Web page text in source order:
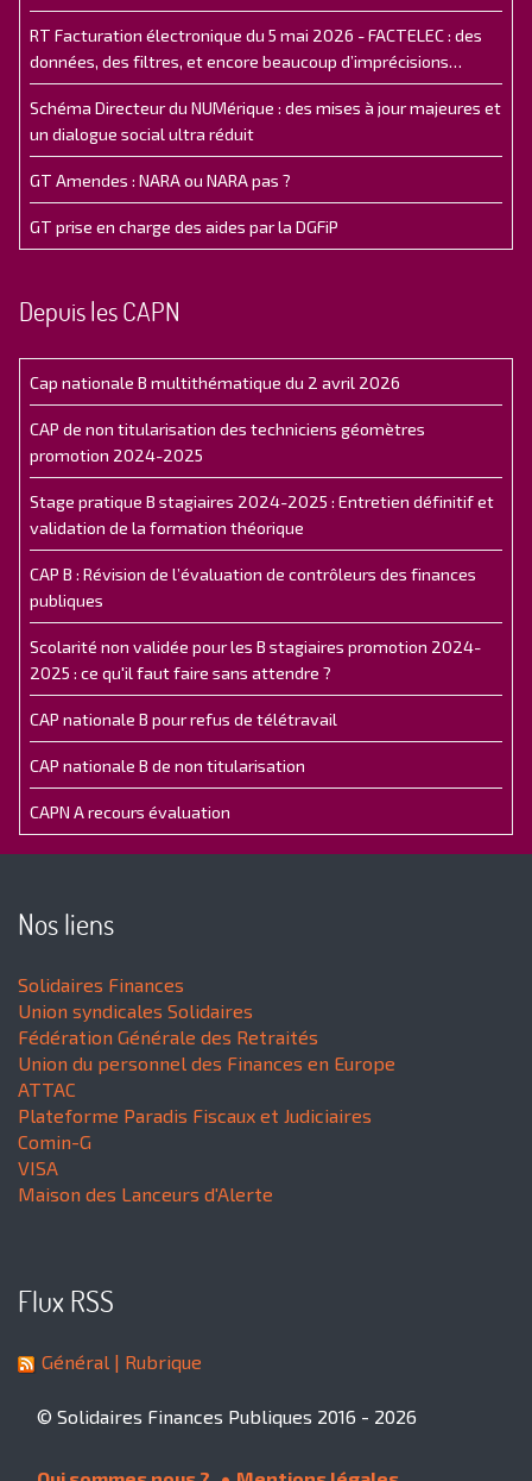
RT Facturation électronique du 5 mai 2026 - FACTELEC : des
données, des filtres, et encore beaucoup d’imprécisions…
Schéma Directeur du NUMérique : des mises à jour majeures et
un dialogue social ultra réduit
GT Amendes : NARA ou NARA pas ?
GT prise en charge des aides par la DGFiP
Depuis les CAPN
Cap nationale B multithématique du 2 avril 2026
CAP de non titularisation des techniciens géomètres
promotion 2024-2025
Stage pratique B stagiaires 2024-2025 : Entretien définitif et
validation de la formation théorique
CAP B : Révision de l’évaluation de contrôleurs des finances
publiques
Scolarité non validée pour les B stagiaires promotion 2024-
2025 : ce qu'il faut faire sans attendre ?
CAP nationale B pour refus de télétravail
CAP nationale B de non titularisation
CAPN A recours évaluation
Nos liens
Solidaires Finances
Union syndicales Solidaires
Fédération Générale des Retraités
Union du personnel des Finances en Europe
ATTAC
Plateforme Paradis Fiscaux et Judiciaires
Comin-G
VISA
Maison des Lanceurs d'Alerte
Flux RSS
Général | Rubrique
© Solidaires Finances Publiques 2016 - 2026